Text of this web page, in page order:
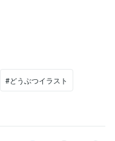
#どうぶつイラスト